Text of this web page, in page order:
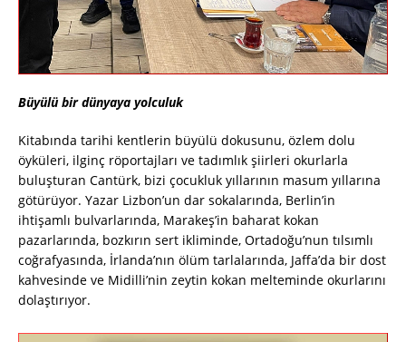
Büyülü bir dünyaya yolculuk
Kitabında tarihi kentlerin büyülü dokusunu, özlem dolu
öyküleri, ilginç röportajları ve tadımlık şiirleri okurlarla
buluşturan Cantürk, bizi çocukluk yıllarının masum yıllarına
götürüyor. Yazar Lizbon’un dar sokalarında, Berlin’in
ihtişamlı bulvarlarında, Marakeş’in baharat kokan
pazarlarında, bozkırın sert ikliminde, Ortadoğu’nun tılsımlı
coğrafyasında, İrlanda’nın ölüm tarlalarında, Jaffa’da bir dost
kahvesinde ve Midilli’nin zeytin kokan melteminde okurlarını
dolaştırıyor.